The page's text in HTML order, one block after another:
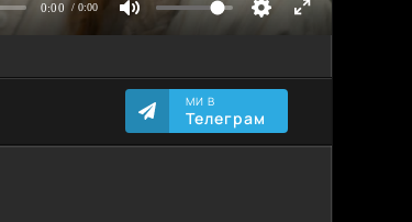
МИ В
Телеграм